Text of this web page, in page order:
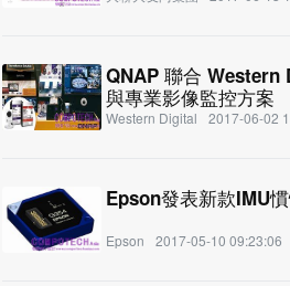
QNAP 聯合 Western
與專業影像監控方案
Western Digital 2017-06-02
Epson發表新款IMU
Epson 2017-05-10 09:23:06